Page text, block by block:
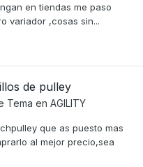
en tiendas me paso
variador ,cosas sin...
de pulley
Tema en AGILITY
que as puesto mas
al mejor precio,sea